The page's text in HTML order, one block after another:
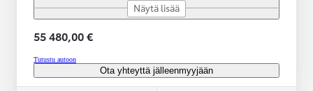
Näytä lisää
55 480,00 €
Tutustu autoon
Ota yhteyttä jälleenmyyjään